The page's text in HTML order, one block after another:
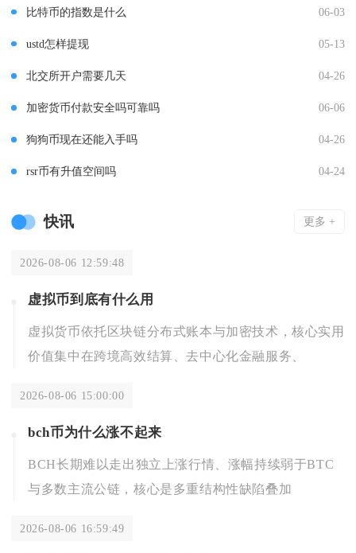
比特币的指数是什么 06-03
ustd怎样提现 05-13
北交所开户需要几天 04-26
加密货币付款安全吗可靠吗 06-06
狗狗币现在还能入手吗 04-26
rsr币有升值空间吗 04-24
快讯 更多 +
2026-08-06 12:59:48
虚拟币到底有什么用
虚拟货币依托区块链分布式账本与加密技术，核心实用
价值集中在跨境高效结算、去中心化金融服务、
2026-08-06 15:00:00
bch币为什么涨不起来
BCH长期难以走出独立上涨行情、涨幅持续弱于BTC
与多数主流公链，核心是多重结构性缺陷叠加
2026-08-06 16:59:49